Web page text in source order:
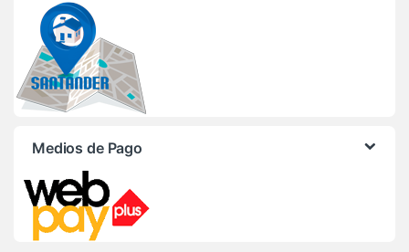
Medios de Pago